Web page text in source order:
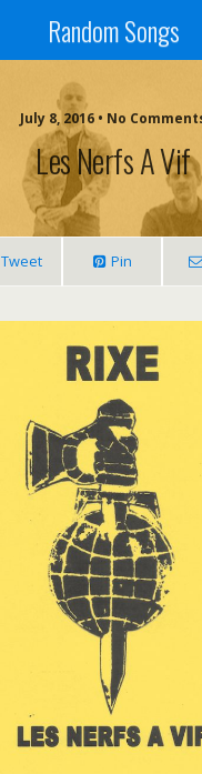
Random Songs
July 8, 2016 • No
Les Nerfs A Vif
Tweet Pin